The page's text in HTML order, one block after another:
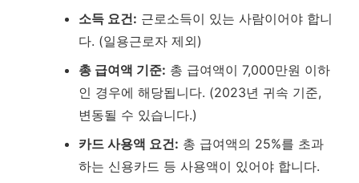
소득 요건: 근로소득이 있는 사람이어야 합니
다. (일용근로자 제외)
총 급여액 기준: 총 급여액이 7,000만원 이하
인 경우에 해당됩니다. (2023년 귀속 기준,
변동될 수 있습니다.)
카드 사용액 요건: 총 급여액의 25%를 초과
하는 신용카드 등 사용액이 있어야 합니다.